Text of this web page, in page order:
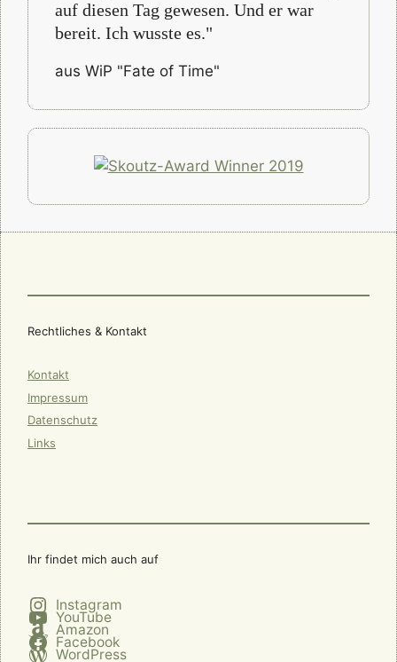
auf diesen Tag gewesen. Und er war
bereit. Ich wusste es."
aus WiP "Fate of Time"
Rechtliches & Kontakt
Kontakt
Impressum
Datenschutz
Links
Ihr findet mich auch auf
Instagram
YouTube
Amazon
Facebook
WordPress